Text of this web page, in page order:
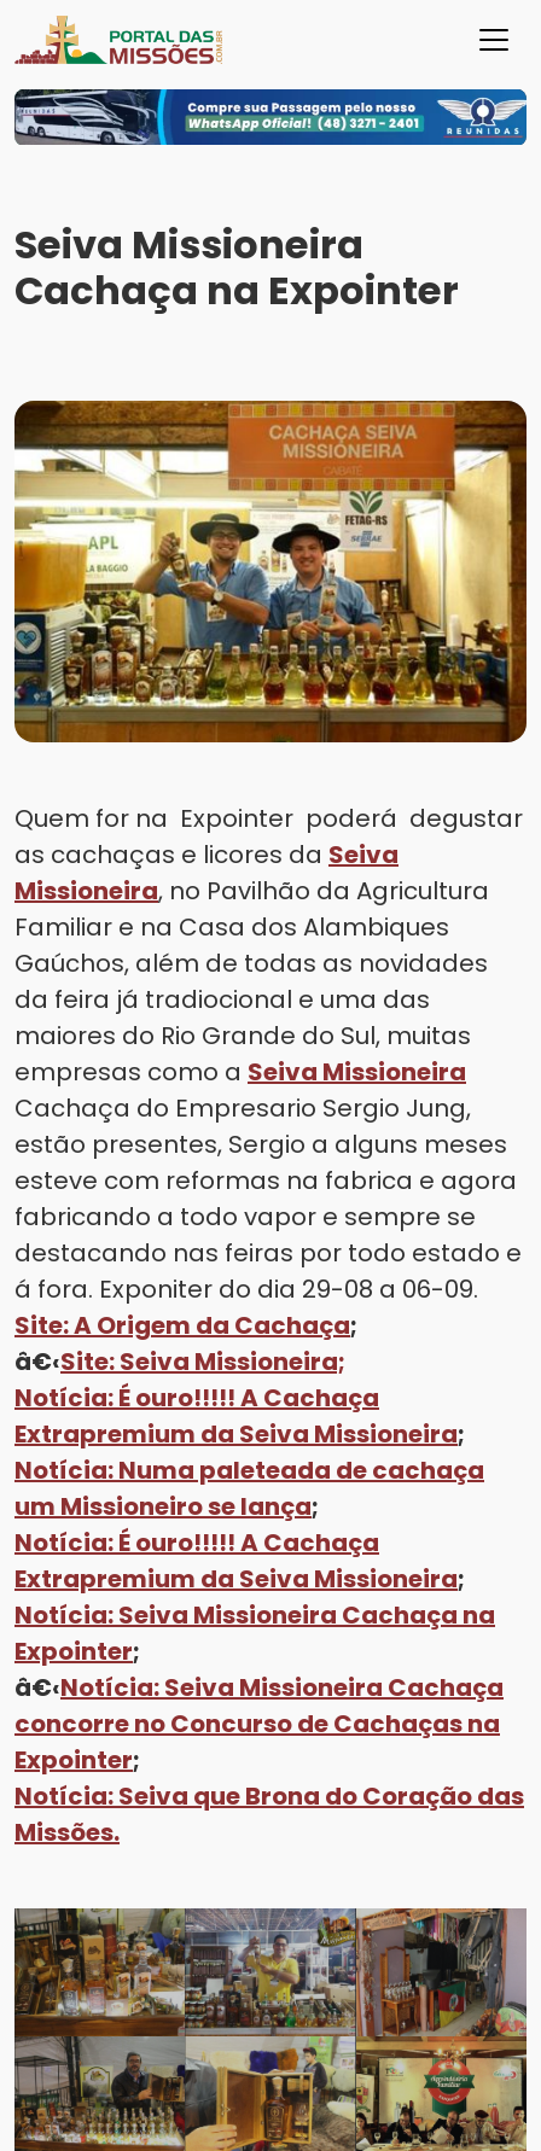
Seiva Missioneira
Cachaça na Expointer
Quem for na Expointer poderá degustar
as cachaças e licores da Seiva
Missioneira, no Pavilhão da Agricultura
Familiar e na Casa dos Alambiques
Gaúchos, além de todas as novidades
da feira já tradiocional e uma das
maiores do Rio Grande do Sul, muitas
empresas como a Seiva Missioneira
Cachaça do Empresario Sergio Jung,
estão presentes, Sergio a alguns meses
esteve com reformas na fabrica e agora
fabricando a todo vapor e sempre se
destacando nas feiras por todo estado e
á fora. Exponiter do dia 29-08 a 06-09.
Site: A Origem da Cachaça;
â€‹Site: Seiva Missioneira;
Notícia: É ouro!!!!! A Cachaça
Extrapremium da Seiva Missioneira;
Notícia: Numa paleteada de cachaça
um Missioneiro se lança;
Notícia: É ouro!!!!! A Cachaça
Extrapremium da Seiva Missioneira;
Notícia: Seiva Missioneira Cachaça na
Expointer;
â€‹Notícia: Seiva Missioneira Cachaça
concorre no Concurso de Cachaças na
Expointer;
Notícia:Seiva que Brona do Coração das
Missões.